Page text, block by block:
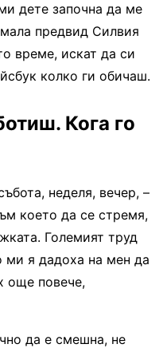
дете започна да ме
предвид Силвия
време, искат да си
колко ги обичаш.
Кога го
неделя, вечер, –
което да се стремя,
Големият труд
ми я дадоха на мен да
още повече,
да е смешна, не